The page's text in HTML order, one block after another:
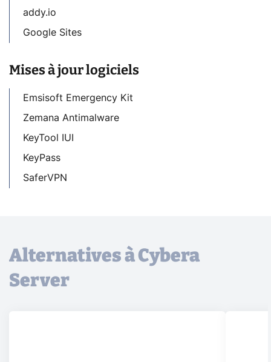
addy.io
Google Sites
Mises à jour logiciels
Emsisoft Emergency Kit
Zemana Antimalware
KeyTool IUI
KeyPass
SaferVPN
Alternatives à Cybera
Server